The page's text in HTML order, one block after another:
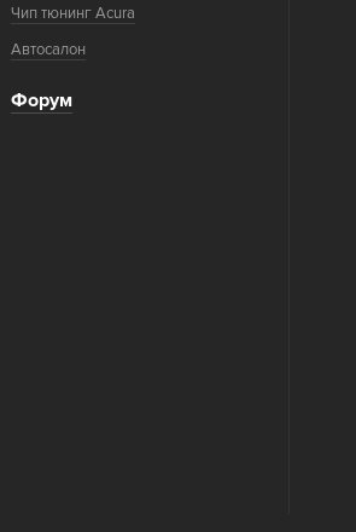
Чип тюнинг Acura
Автосалон
Форум